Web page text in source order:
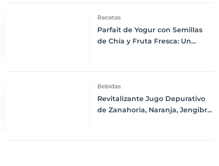
Recetas
Parfait de Yogur con Semillas
de Chía y Fruta Fresca: Un
Bebidas
Revitalizante Jugo Depurativo
de Zanahoria, Naranja, Jengibre